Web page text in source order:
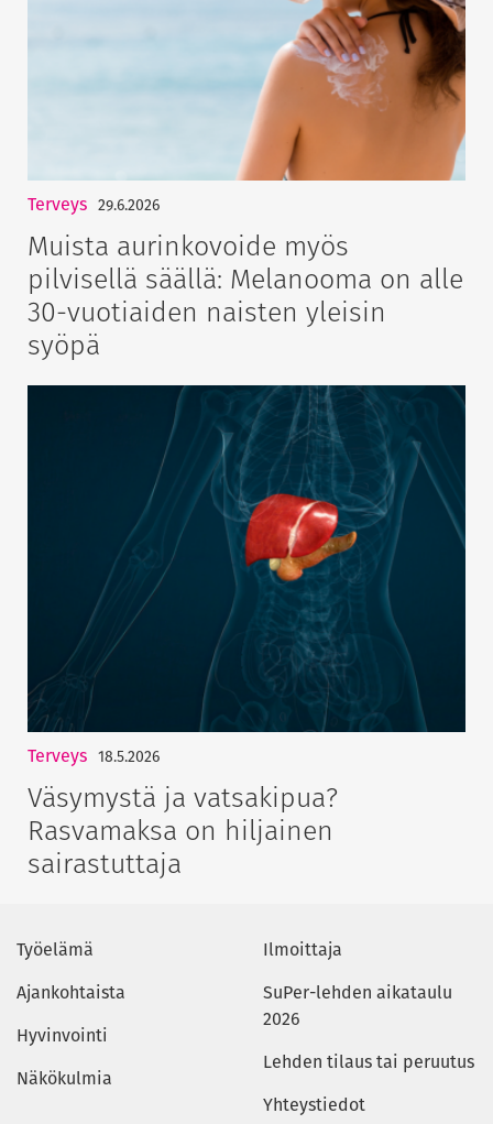
Terveys 29.6.2026
Muista aurinkovoide myös
pilvisellä säällä: Melanooma on alle
30-vuotiaiden naisten yleisin
syöpä
Terveys 18.5.2026
Väsymystä ja vatsakipua?
Rasvamaksa on hiljainen
sairastuttaja
Työelämä
Ajankohtaista
Hyvinvointi
Näkökulmia
Ilmoittaja
SuPer-lehden aikataulu
2026
Lehden tilaus tai peruutus
Yhteystiedot